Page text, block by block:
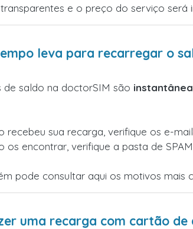
e o preço do serviço
leva para recarregar o
de saldo na doctorSIM são
recebeu sua recarga, verifique os e-
os encontrar, verifique a pasta de
pode consultar aqui os motivos mais
uma recarga com cartão de